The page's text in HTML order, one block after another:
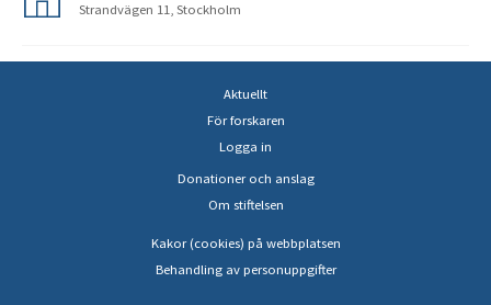
Strandvägen 11, Stockholm
Aktuellt
För forskaren
Logga in
Donationer och anslag
Om stiftelsen
Kakor (cookies) på webbplatsen
Behandling av personuppgifter